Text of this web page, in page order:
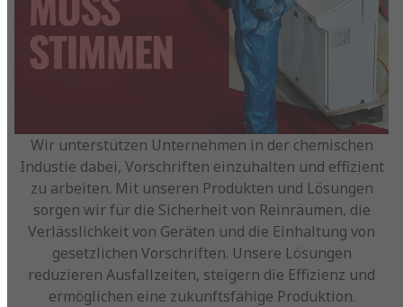
Wir unterstützen Unternehmen in der chemischen
Industie dabei, Vorschriften einzuhalten und effizient
zu arbeiten. Mit unseren Produkten und Lösungen
sorgen wir für die Sicherheit von Reinräumen, die
Verlässlichkeit von Geräten und die Einhaltung von
gesetzlichen Vorschriften. Unsere Lösungen
reduzieren Ausfallzeiten, steigern die Effizienz und
ermöglichen eine zukunftsfähige Produktion.